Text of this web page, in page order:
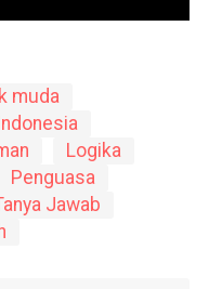
muda
Logika
Penguasa
Jawab